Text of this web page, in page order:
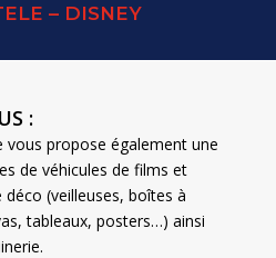
– DISNEY
:
propose également une
de véhicules de films et
(veilleuses, boîtes à
tableaux, posters…) ainsi